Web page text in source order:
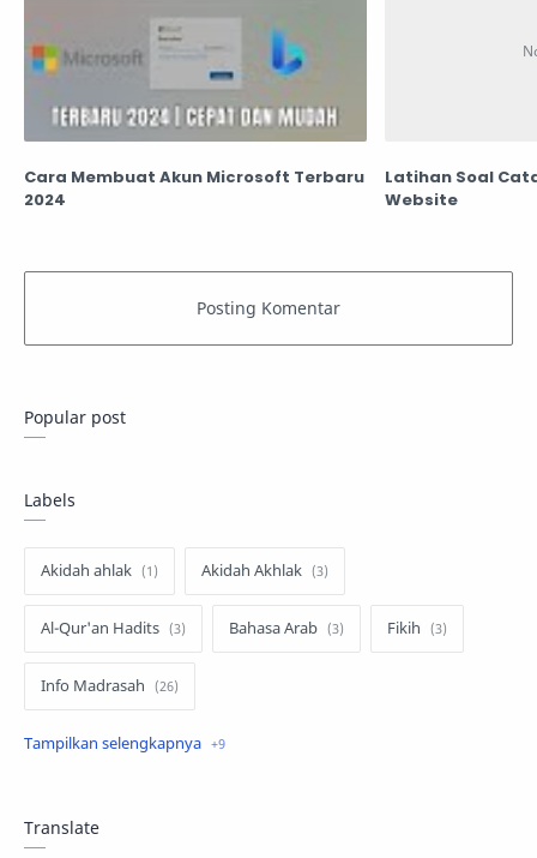
Cara Membuat Akun Microsoft Terbaru
2024
Latihan Soal
Website
Popular post
Labels
Akidah ahlak Akidah Akhlak
Al-Qur'an Hadits Bahasa Arab Fikih
Info Madrasah
Khutbah Jum'at PJOK
Translate